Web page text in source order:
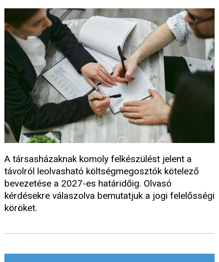
A társasházaknak komoly felkészülést jelent a
távolról leolvasható költségmegosztók kötelező
bevezetése a 2027-es határidőig. Olvasó
kérdésekre válaszolva bemutatjuk a jogi felelősségi
köröket.